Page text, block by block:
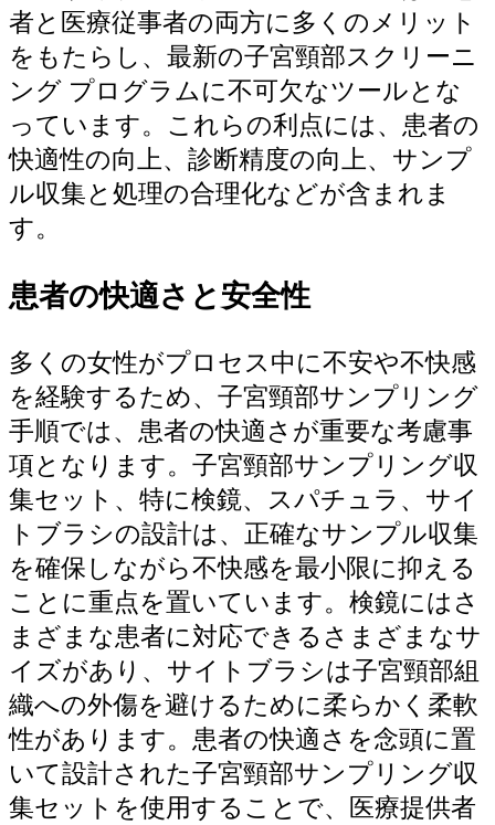
者と医療従事者の両方に多くのメリット
をもたらし、最新の子宮頸部スクリーニ
ング プログラムに不可欠なツールとな
っています。これらの利点には、患者の
快適性の向上、診断精度の向上、サンプ
ル収集と処理の合理化などが含まれま
す。
患者の快適さと安全性
多くの女性がプロセス中に不安や不快感
を経験するため、子宮頸部サンプリング
手順では、患者の快適さが重要な考慮事
項となります。子宮頸部サンプリング収
集セット、特に検鏡、スパチュラ、サイ
トブラシの設計は、正確なサンプル収集
を確保しながら不快感を最小限に抑える
ことに重点を置いています。検鏡にはさ
まざまな患者に対応できるさまざまなサ
イズがあり、サイトブラシは子宮頸部組
織への外傷を避けるために柔らかく柔軟
性があります。患者の快適さを念頭に置
いて設計された子宮頸部サンプリング収
集セットを使用することで、医療提供者